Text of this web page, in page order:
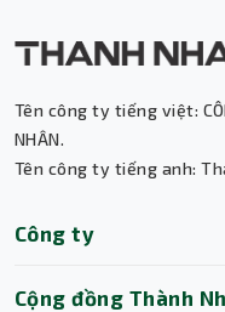
Tên công ty tiếng việt:
NHÂN.
Tên công ty tiếng anh:
Công ty
Cộng đồng Thành